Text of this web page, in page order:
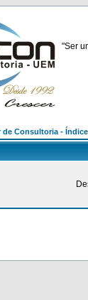
"Ser
de Consultoria - Índice